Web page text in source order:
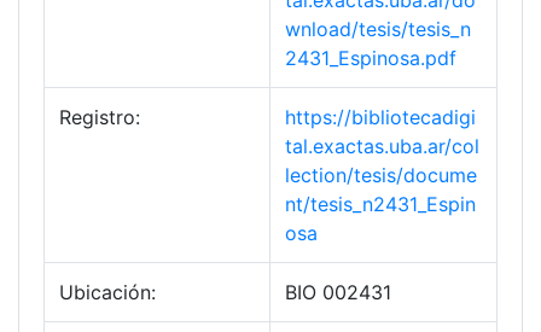
wnload/tesis/tesis_n
2431_Espinosa.pdf
Registro:
https://bibliotecadigi
tal.exactas.uba.ar/col
lection/tesis/docume
nt/tesis_n2431_Espin
osa
Ubicación: BIO 002431